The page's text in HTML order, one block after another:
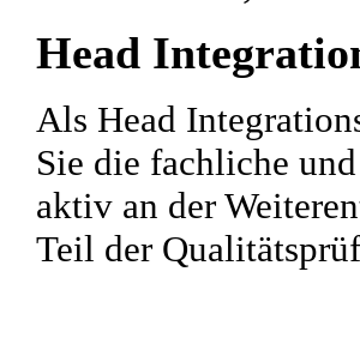
Head
Als Head
Sie die fachliche
aktiv an der
Teil der